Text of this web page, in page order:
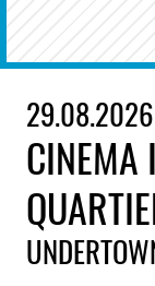
29.08.2026
CINEMA